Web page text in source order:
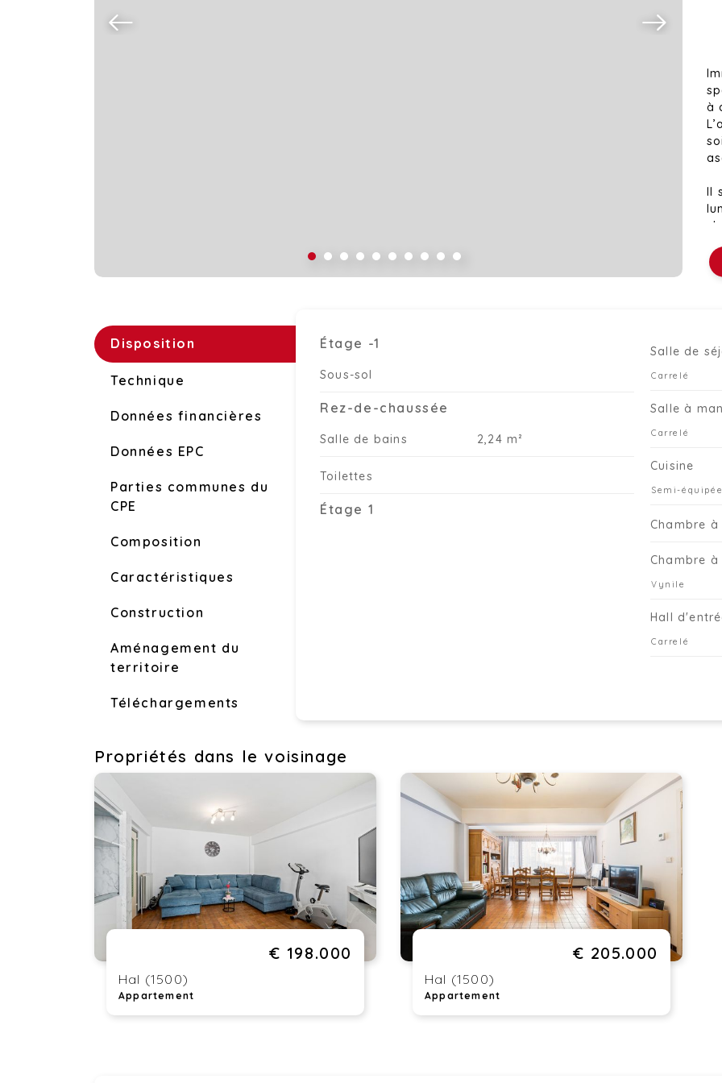
à
Il
Disposition
Technique
Données financières
Données EPC
Parties communes du
CPE
Composition
Caractéristiques
Construction
Aménagement du
territoire
Téléchargements
Étage -1
Sous-sol
Rez-de-chaussée
Salle de bains 2,24 m²
Toilettes
Étage 1
Salle de
Carrelé
Salle à
Carrelé
Cuisine
Semi-
Chambre à
Chambre à
Vynile
Hall
Carrelé
Propriétés dans le voisinage
€ 198.000
Hal (1500)
Appartement
€ 205.000
Hal (1500)
Appartement